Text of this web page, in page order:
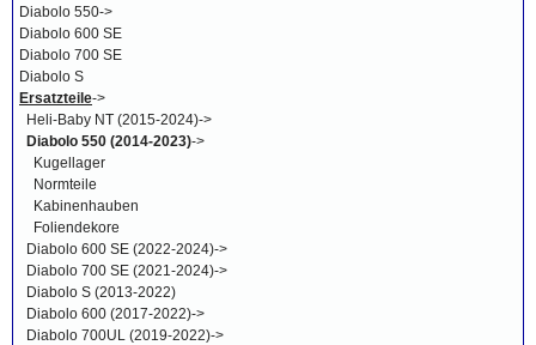
Diabolo 550->
Diabolo 600 SE
Diabolo 700 SE
Diabolo S
Ersatzteile->
Heli-Baby NT (2015-2024)->
Diabolo 550 (2014-2023)->
Kugellager
Normteile
Kabinenhauben
Foliendekore
Diabolo 600 SE (2022-2024)->
Diabolo 700 SE (2021-2024)->
Diabolo S (2013-2022)
Diabolo 600 (2017-2022)->
Diabolo 700UL (2019-2022)->